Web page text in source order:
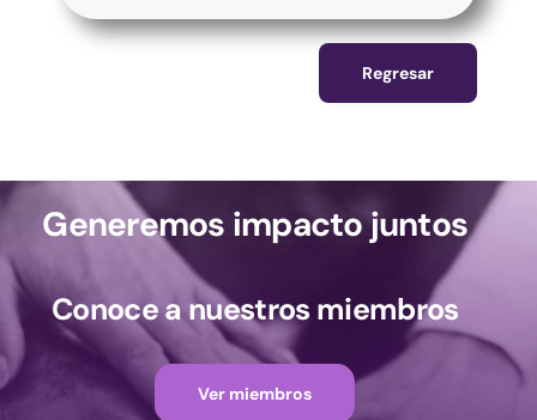
Regresar
Generemos impacto juntos
Conoce a nuestros miembros
Ver miembros